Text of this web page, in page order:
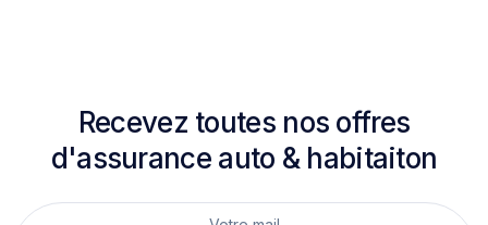
Recevez toutes nos offres
d'assurance auto & habitaiton